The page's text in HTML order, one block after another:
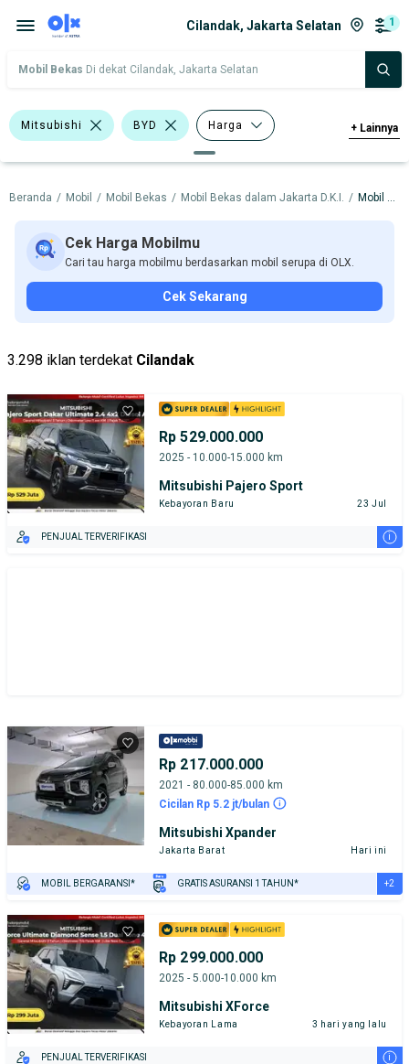
Cilandak, Jakarta Selatan 1
Mobil Bekas Di dekat Cilandak, Jakarta Selatan
Mitsubishi BYD Harga
Merek Dan Model Tahun
Tipe Bodi Tipe Membership
+ Lainnya
Beranda / Mobil / Mobil Bekas / Mobil Bekas dalam Jakarta D.K.I. / Mobil Bekas dalam Jakarta Selatan
Cek Harga Mobilmu
Cari tau harga mobilmu berdasarkan mobil serupa di OLX.
Cek Sekarang
3.298 iklan terdekat Cilandak
Rp 529.000.000
2025 - 10.000-15.000 km
Mitsubishi Pajero Sport
Kebayoran Baru 23 Jul
PENJUAL TERVERIFIKASI i
Rp 217.000.000
2021 - 80.000-85.000 km
Cicilan Rp 5.2 jt/bulan
Mitsubishi Xpander
Jakarta Barat Hari ini
MOBIL BERGARANSI* GRATIS ASURANSI 1 TAHUN* +2
Rp 299.000.000
2025 - 5.000-10.000 km
Mitsubishi XForce
Kebayoran Lama 3 hari yang lalu
PENJUAL TERVERIFIKASI i